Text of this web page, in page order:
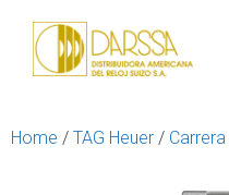
Home / TAG Heuer / Carrera